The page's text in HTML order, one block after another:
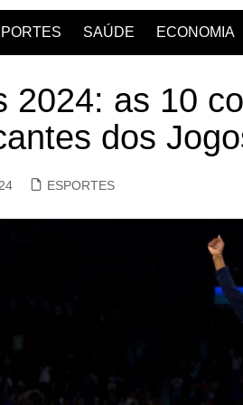
SAÚDE ECONOMIA
2024: as 10
dos
ESPORTES